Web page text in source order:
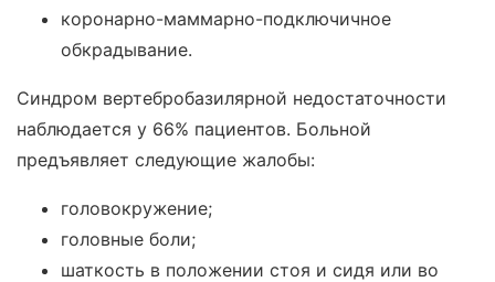
коронарно-маммарно-подключичное
обкрадывание.
Синдром вертебробазилярной недостаточности
наблюдается у 66% пациентов. Больной
предъявляет следующие жалобы:
головокружение;
головные боли;
шаткость в положении стоя и сидя или во